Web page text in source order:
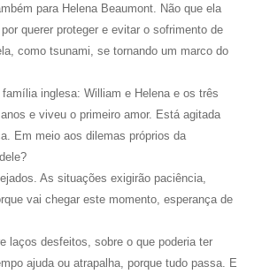
para Helena Beaumont. Não que ela
querer proteger e evitar o sofrimento de
como tsunami, se tornando um marco do
inglesa: William e Helena e os três
e viveu o primeiro amor. Está agitada
Em meio aos dilemas próprios da
As situações exigirão paciência,
vai chegar este momento, esperança de
laços desfeitos, sobre o que poderia ter
ajuda ou atrapalha, porque tudo passa. E